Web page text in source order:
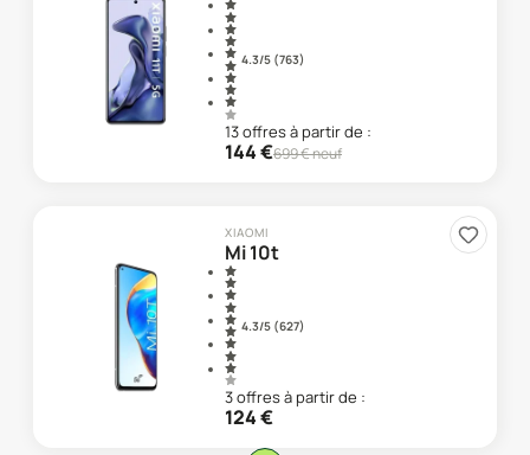
4.3/5 (763)
13offresà partir de :
144€699€ neuf
XIAOMI
Mi 10t
4.3/5 (627)
3offresà partir de :
124€